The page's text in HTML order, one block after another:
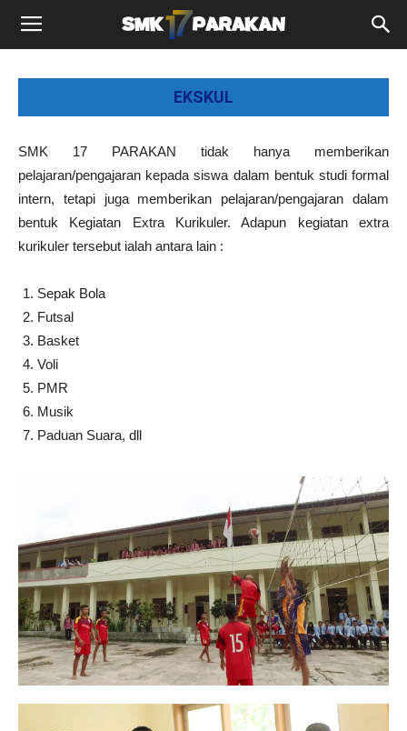
EKSKUL
SMK 17 PARAKAN tidak hanya memberikan
pelajaran/pengajaran kepada siswa dalam bentuk studi formal
intern, tetapi juga memberikan pelajaran/pengajaran dalam
bentuk Kegiatan Extra Kurikuler. Adapun kegiatan extra
kurikuler tersebut ialah antara lain :
Sepak Bola
Futsal
Basket
Voli
PMR
Musik
Paduan Suara, dll